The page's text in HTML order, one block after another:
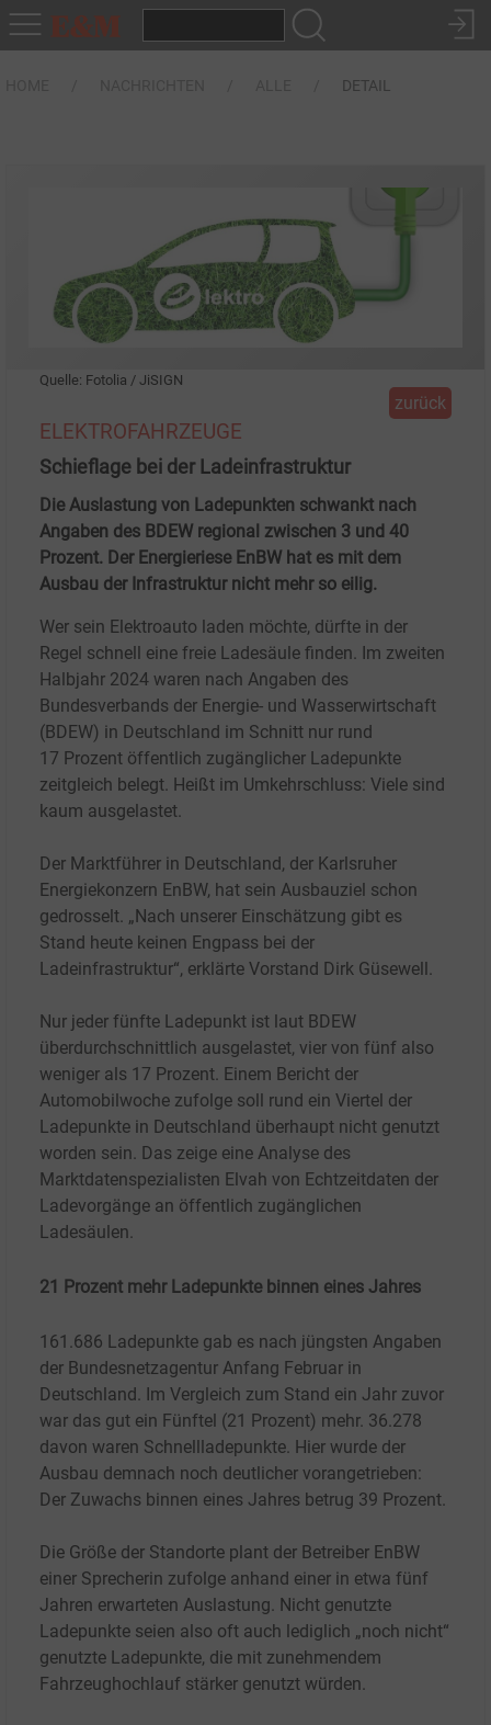
DETAIL
Quelle: Fotolia / JiSIGN
zurück
ELEKTROFAHRZEUGE
Schieflage bei der Ladeinfrastruktur
Die Auslastung von Ladepunkten schwankt nach
Angaben des BDEW regional zwischen 3 und 40
Prozent. Der Energieriese EnBW hat es mit dem
Ausbau der Infrastruktur nicht mehr so eilig.
Wer sein Elektroauto laden möchte, dürfte in der
Regel schnell eine freie Ladesäule finden. Im zweiten
Halbjahr 2024 waren nach Angaben des
Bundesverbands der Energie- und Wasserwirtschaft
(BDEW) in Deutschland im Schnitt nur rund
17 Prozent öffentlich zugänglicher Ladepunkte
zeitgleich belegt. Heißt im Umkehrschluss: Viele sind
kaum ausgelastet.
Der Marktführer in Deutschland, der Karlsruher
Energiekonzern EnBW, hat sein Ausbauziel schon
gedrosselt. „Nach unserer Einschätzung gibt es
Stand heute keinen Engpass bei der
Ladeinfrastruktur“, erklärte Vorstand Dirk Güsewell.
Nur jeder fünfte Ladepunkt ist laut BDEW
überdurchschnittlich ausgelastet, vier von fünf also
weniger als 17 Prozent. Einem Bericht der
Automobilwoche zufolge soll rund ein Viertel der
Ladepunkte in Deutschland überhaupt nicht genutzt
worden sein. Das zeige eine Analyse des
Marktdatenspezialisten Elvah von Echtzeitdaten der
Ladevorgänge an öffentlich zugänglichen
Ladesäulen.
21 Prozent mehr Ladepunkte binnen eines Jahres
161.686 Ladepunkte gab es nach jüngsten Angaben
der Bundesnetzagentur Anfang Februar in
Deutschland. Im Vergleich zum Stand ein Jahr zuvor
war das gut ein Fünftel (21 Prozent) mehr. 36.278
davon waren Schnellladepunkte. Hier wurde der
Ausbau demnach noch deutlicher vorangetrieben:
Der Zuwachs binnen eines Jahres betrug 39 Prozent.
Die Größe der Standorte plant der Betreiber EnBW
einer Sprecherin zufolge anhand einer in etwa fünf
Jahren erwarteten Auslastung. Nicht genutzte
Ladepunkte seien also oft auch lediglich „noch nicht“
genutzte Ladepunkte, die mit zunehmendem
Fahrzeughochlauf stärker genutzt würden.